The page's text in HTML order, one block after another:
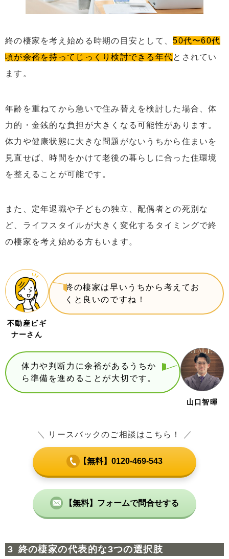
終の棲家を考え始める時期の目安として、50代〜60代
頃が余裕を持ってじっくり検討できる年代とされてい
ます。
年齢を重ねてから急いで住み替えを検討した場合、体
力的・金銭的な負担が大きくなる可能性があります。
体力や健康状態に大きな問題がないうちから住まいを
見直せば、時間をかけて老後の暮らしに合った住環境
を整えることが可能です。
また、定年退職や子どもの独立、配偶者との死別な
ど、ライフスタイルが大きく変化するタイミングで終
の棲家を考え始める方もいます。
不動産ビギ
ナーさん
終の棲家は早いうちから考えてお
くと良いのですね！
山口智暉
体力や判断力に余裕があるうちか
ら準備を進めることが大切です。
＼ リースバックのご相談はこちら！ ／
【無料】0120-469-543
【無料】フォームで問合せする
終の棲家の代表的な3つの選択肢